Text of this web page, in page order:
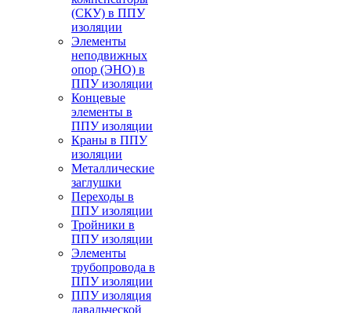
(СКУ) в ППУ
изоляции
Элементы
неподвижных
опор (ЭНО) в
ППУ изоляции
Концевые
элементы в
ППУ изоляции
Краны в ППУ
изоляции
Металлические
заглушки
Переходы в
ППУ изоляции
Тройники в
ППУ изоляции
Элементы
трубопровода в
ППУ изоляции
ППУ изоляция
давальческой